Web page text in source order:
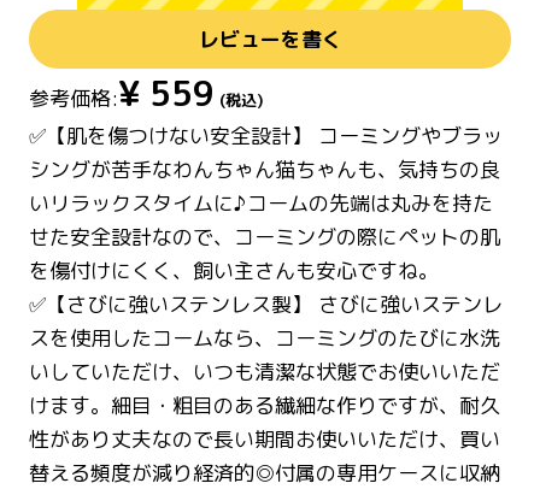
レビューを書く
参考価格:¥ 559 (税込)
✅【肌を傷つけない安全設計】 コーミングやブラッ
シングが苦手なわんちゃん猫ちゃんも、気持ちの良
いリラックスタイムに♪コームの先端は丸みを持た
せた安全設計なので、コーミングの際にペットの肌
を傷付けにくく、飼い主さんも安心ですね。
✅【さびに強いステンレス製】 さびに強いステンレ
スを使用したコームなら、コーミングのたびに水洗
いしていただけ、いつも清潔な状態でお使いいただ
けます。細目・粗目のある繊細な作りですが、耐久
性があり丈夫なので長い期間お使いいただけ、買い
替える頻度が減り経済的◎付属の専用ケースに収納